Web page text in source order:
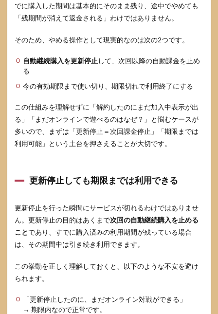
自動
継続
新停
タン
4.2
ミリ
ープ
ラン
加入
中と
めら
更新
停止
した
のに
され
たと
き
でに購入した期間は基本的にそのまま残り、途中でやめても
「残期間が消えて返金される」わけではありません。
そのため、やめる操作として現実的なのは次の2つです。
自動継続購入を更新停止 して、次回以降の自動課金を止め
る
今の有効期限まで使い切り、期限切れで利用終了にする
この仕組みを理解せずに「解約したのにまだ加入中表示が出
る」「まだオンラインで遊べるのはなぜ？」と悩むケースが
多いので、まずは「更新停止＝次回課金停止」「期限までは
利用可能」という土台を押さえることが大切です。
更新停止しても期限までは利用できる
更新停止を行った瞬間にサービスが切れるわけではありませ
ん。更新停止の目的はあくまで次回の自動継続購入を止める
ことであり、すでに購入済みの利用期間が残っている場合
は、その期間中は引き続き利用できます。
この挙動を正しく理解しておくと、以下のような不安を避け
られます。
「更新停止したのに、まだオンライン対戦ができる」
→ 期限内なので正常です。